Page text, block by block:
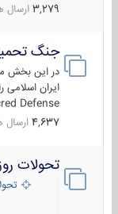
3,279 ارسال ها
جنگ
در این بخش
ایران اسلامی
Defense
4,637 ارسال ها
تحولات روز